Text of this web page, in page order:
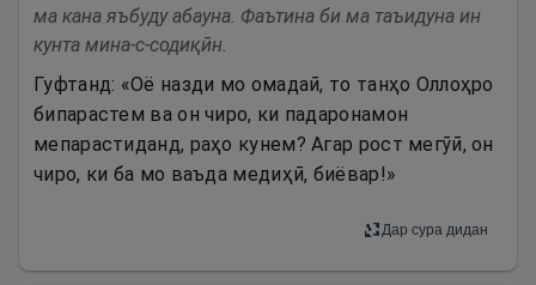
ма кана яъбуду абауна. Фаътина би ма таъидуна ин
кунта мина-с-содиқӣн.
Гуфтанд: «Оё назди мо омадаӣ, то танҳо Оллоҳро
бипарастем ва он чиро, ки падаронамон
мепарастиданд, раҳо кунем? Агар рост мегӯӣ, он
чиро, ки ба мо ваъда медиҳӣ, биёвар!»
Дар сура дидан